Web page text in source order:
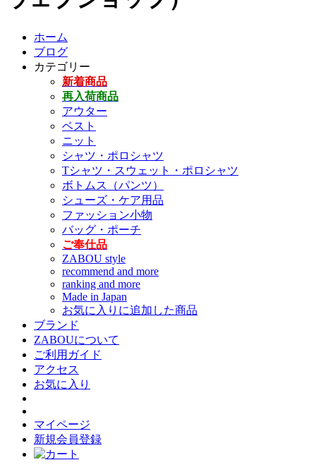
ホーム
ブログ
カテゴリー
新着商品
再入荷商品
アウター
ベスト
ニット
シャツ・ポロシャツ
Tシャツ・スウェット・ポロシャツ
ボトムス（パンツ）
シューズ・ケア用品
ファッション小物
バッグ・ポーチ
ご奉仕品
ZABOU style
recommend and more
ranking and more
Made in Japan
お気に入りに追加した商品
ブランド
ZABOUについて
ご利用ガイド
アクセス
お気に入り
マイページ
新規会員登録